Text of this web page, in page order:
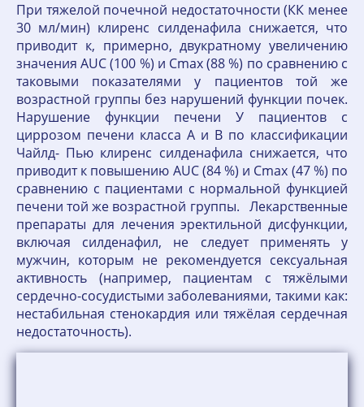
При тяжелой почечной недостаточности (КК менее
30 мл/мин) клиренс силденафила снижается, что
приводит к, примерно, двукратному увеличению
значения AUC (100 %) и Cmax (88 %) по сравнению с
таковыми показателями у пациентов той же
возрастной группы без нарушений функции почек.
Нарушение функции печени У пациентов с
циррозом печени класса А и В по классификации
Чайлд- Пью клиренс силденафила снижается, что
приводит к повышению AUC (84 %) и Сmах (47 %) по
сравнению с пациентами с нормальной функцией
печени той же возрастной группы. Лекарственные
препараты для лечения эректильной дисфункции,
включая силденафил, не следует применять у
мужчин, которым не рекомендуется сексуальная
активность (например, пациентам с тяжёлыми
сердечно-сосудистыми заболеваниями, такими как:
нестабильная стенокардия или тяжёлая сердечная
недостаточность).